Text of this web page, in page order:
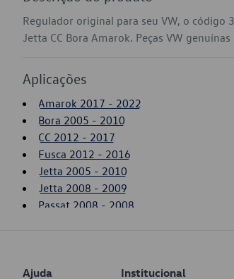
Regulador original para seu VW, o código
Jetta CC Bora Amarok. Peças VW
Aplicações
Amarok 2017 - 2022
Bora 2005 - 2010
CC 2012 - 2017
Fusca 2012 - 2016
Jetta 2005 - 2010
Jetta 2008 - 2009
Passat 2008 - 2008
Ajuda Institucional